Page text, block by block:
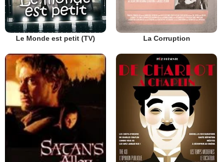
Le Monde est petit (TV) La Corruption